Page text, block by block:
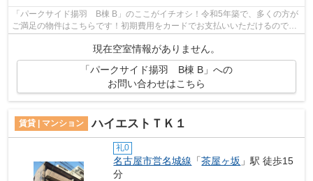
「パークサイド揚羽 B棟 B」のここがイチオシ！令和5年築で、多くの方が
ご満足の物件はこちらです！初期費用をカードでお支払いいただけるので、
カードで決済したい方にもおすすめで...
現在空室情報がありません。
「パークサイド揚羽 B棟 B」への
お問い合わせはこちら
賃貸 | マンション ハイエストＴＫ１
礼0
名古屋市営名城線 「茶屋ヶ坂 」駅 徒歩15
分